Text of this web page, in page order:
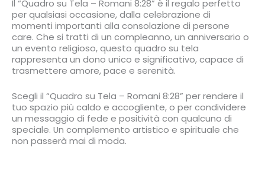
Il “Quadro su Tela – Romani 8:28” è il regalo perfetto
per qualsiasi occasione, dalla celebrazione di
momenti importanti alla consolazione di persone
care. Che si tratti di un compleanno, un anniversario o
un evento religioso, questo quadro su tela
rappresenta un dono unico e significativo, capace di
trasmettere amore, pace e serenità.
Scegli il “Quadro su Tela – Romani 8:28” per rendere il
tuo spazio più caldo e accogliente, o per condividere
un messaggio di fede e positività con qualcuno di
speciale. Un complemento artistico e spirituale che
non passerà mai di moda.